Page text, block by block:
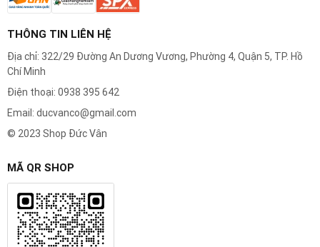
THÔNG TIN LIÊN HỆ
Địa chỉ: 322/29 Đường An Dương Vương, Phường 4, Quận 5, TP. Hồ
Chí Minh
Điện thoại: 0938 395 642
Email: ducvanco@gmail.com
© 2023 Shop Đức Vân
MÃ QR SHOP